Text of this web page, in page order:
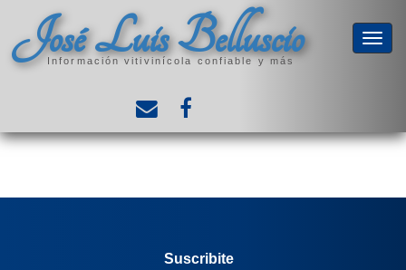
José Luis Belluscio
Información vitivinícola confiable y más
Suscribite